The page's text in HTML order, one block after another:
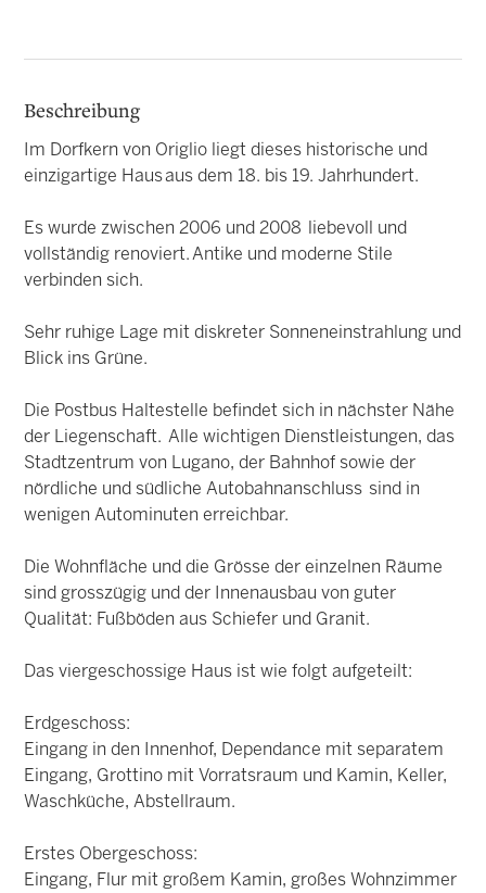
Beschreibung
Im Dorfkern von Origlio liegt dieses historische und
einzigartige Haus aus dem 18. bis 19. Jahrhundert.
Es wurde zwischen 2006 und 2008 liebevoll und
vollständig renoviert. Antike und moderne Stile
verbinden sich.
Sehr ruhige Lage mit diskreter Sonneneinstrahlung und
Blick ins Grüne.
Die Postbus Haltestelle befindet sich in nächster Nähe
der Liegenschaft. Alle wichtigen Dienstleistungen, das
Stadtzentrum von Lugano, der Bahnhof sowie der
nördliche und südliche Autobahnanschluss sind in
wenigen Autominuten erreichbar.
Die Wohnfläche und die Grösse der einzelnen Räume
sind grosszügig und der Innenausbau von guter
Qualität: Fußböden aus Schiefer und Granit.
Das viergeschossige Haus ist wie folgt aufgeteilt:
Erdgeschoss:
Eingang in den Innenhof, Dependance mit separatem
Eingang, Grottino mit Vorratsraum und Kamin, Keller,
Waschküche, Abstellraum.
Erstes Obergeschoss:
Eingang, Flur mit großem Kamin, großes Wohnzimmer